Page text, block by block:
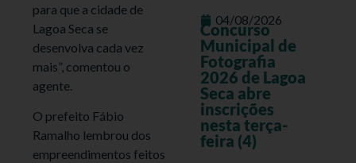
para que a cidade de
Lagoa Seca se
desenvolva cada vez
mais”, comentou o
agente.
O prefeito Fábio
Ramalho lembrou dos
empreendimentos feitos
04/08/2026
Concurso
Municipal de
Fotografia
2026 de Lagoa
Seca abre
inscrições
nesta terça-
feira (4)